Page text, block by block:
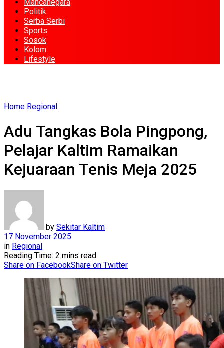
Politik
Serba Serbi
Sports
Sosok
Kolom
Lifestyle
Home Regional
Adu Tangkas Bola Pingpong,
Pelajar Kaltim Ramaikan
Kejuaraan Tenis Meja 2025
by Sekitar Kaltim
17 November 2025
in Regional
Reading Time: 2 mins read
Share on FacebookShare on Twitter